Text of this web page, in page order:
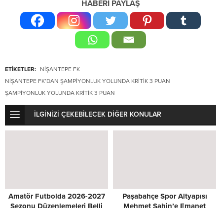
HABERİ PAYLAŞ
ETİKETLER:
NIŞANTEPE FK
NIŞANTEPE FK’DAN ŞAMPIYONLUK YOLUNDA KRITIK 3 PUAN
ŞAMPIYONLUK YOLUNDA KRITIK 3 PUAN
İLGİNİZİ ÇEKEBİLECEK DİĞER KONULAR
Amatör Futbolda 2026-2027
Sezonu Düzenlemeleri Belli
Paşabahçe Spor Altyapısı
Mehmet Şahin’e Emanet